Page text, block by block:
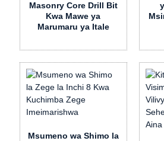
Masonry Core Drill Bit
Kwa Mawe ya
Marumaru ya Itale
Msumeno wa Shimo la